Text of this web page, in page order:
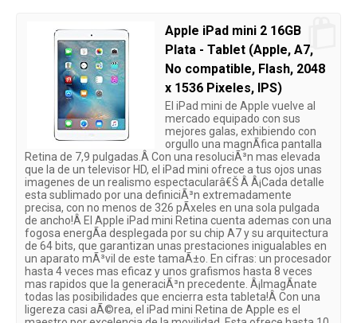
Apple iPad mini 2 16GB
Plata - Tablet (Apple, A7,
No compatible, Flash, 2048
x 1536 Pixeles, IPS)
El iPad mini de Apple vuelve al
mercado equipado con sus
mejores galas, exhibiendo con
orgullo una magnÃ­fica pantalla
Retina de 7,9 pulgadas.Â Con una resoluciÃ³n mas elevada
que la de un televisor HD, el iPad mini ofrece a tus ojos unas
imagenes de un realismo espectacularâ€Š Â Â¡Cada detalle
esta sublimado por una definiciÃ³n extremadamente
precisa, con no menos de 326 pÃ­xeles en una sola pulgada
de ancho!Â El Apple iPad mini Retina cuenta ademas con una
fogosa energÃ­a desplegada por su chip A7 y su arquitectura
de 64 bits, que garantizan unas prestaciones inigualables en
un aparato mÃ³vil de este tamaÃ±o. En cifras: un procesador
hasta 4 veces mas eficaz y unos grafismos hasta 8 veces
mas rapidos que la generaciÃ³n precedente. Â¡ImagÃ­nate
todas las posibilidades que encierra esta tableta!Â Con una
ligereza casi aÃ©rea, el iPad mini Retina de Apple es el